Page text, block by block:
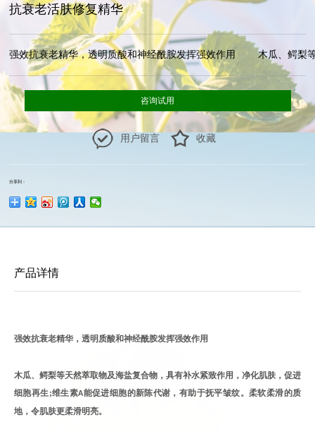
抗衰老活肤修复精华
强效抗衰老精华，透明质酸和神经酰胺发挥强效作用        木瓜、鳄
咨询试用
用户留言 收藏
分享到：
产品详情
强效抗衰老精华，透明质酸和神经酰胺发挥强效作用
木瓜、鳄梨等天然萃取物及海盐复合物，具有补水紧致作用，净化肌肤，促进
细胞再生;维生素A能促进细胞的新陈代谢，有助于抚平皱纹。柔软柔滑的质
地，令肌肤更柔滑明亮。